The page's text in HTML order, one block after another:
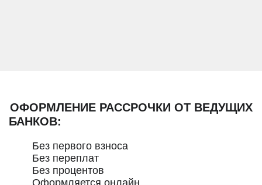
ОФОРМЛЕНИЕ РАССРОЧКИ ОТ ВЕДУЩИХ
БАНКОВ:
Без первого взноса
Без переплат
Без процентов